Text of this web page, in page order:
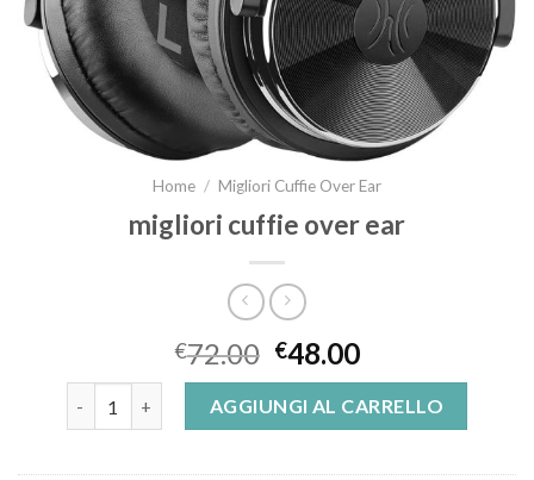
Home / Migliori Cuffie Over Ear
migliori cuffie over ear
€72.00 €48.00
AGGIUNGI AL CARRELLO